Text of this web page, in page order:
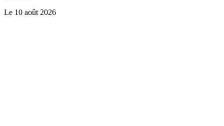
Le 10 août 2026